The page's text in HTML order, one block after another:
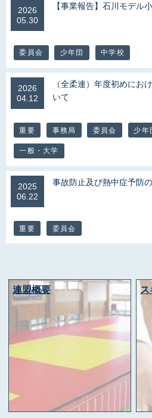
2026
05.30
【事業報告】石川モデ
委員会 少年団 中学校
2026
04.12
（全柔連）年度初めにお
いて
重要 事務局 委員会 少年
一般・大学
2025
06.22
事故防止及び熱中症予防
重要 委員会
連盟概要 ス